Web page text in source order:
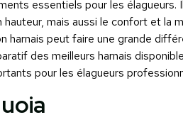
essentiels pour les élagueurs.
mais aussi le confort et la
harnais peut faire une grande
des meilleurs harnais
pour les élagueurs